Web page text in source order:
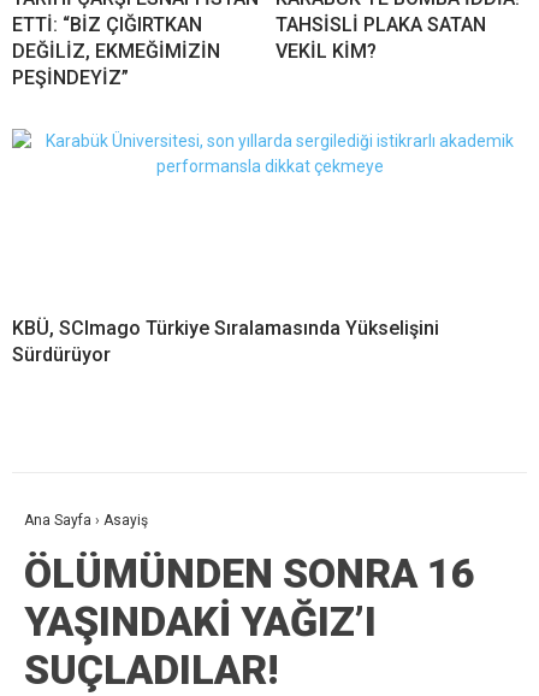
ETTİ: “BİZ ÇIĞIRTKAN
DEĞİLİZ, EKMEĞİMİZİN
PEŞİNDEYİZ”
TAHSİSLİ PLAKA SATAN
VEKİL KİM?
KBÜ, SCImago Türkiye Sıralamasında Yükselişini
Sürdürüyor
Ana Sayfa › Asayiş
ÖLÜMÜNDEN SONRA 16
YAŞINDAKİ YAĞIZ’I
SUÇLADILAR!